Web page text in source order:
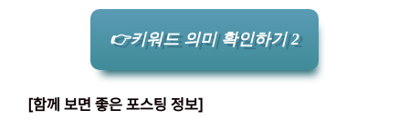
👉키워드 의미 확인하기 2
[함께 보면 좋은 포스팅 정보]